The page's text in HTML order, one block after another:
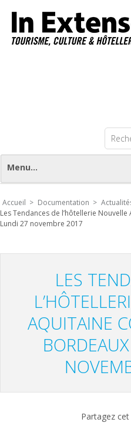
Menu...
Accueil > Documentation >
Les Tendances de l’hôtellerie
Lundi 27 novembre 2017
LES
AQUITAINE
Partagez